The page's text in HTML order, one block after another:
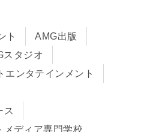
制度
へ
ト
AMG出版
スタジオ
エンタテインメント
ス
メディア専門学校